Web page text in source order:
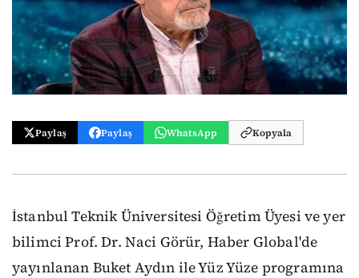
Paylaş Paylaş WhatsApp Kopyala
İstanbul Teknik Üniversitesi Öğretim Üyesi ve yer
bilimci Prof. Dr. Naci Görür, Haber Global'de
yayınlanan Buket Aydın ile Yüz Yüze programına